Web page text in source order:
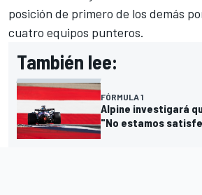
posición de primero de los demás
cuatro equipos punteros.
También lee:
FÓRMULA 1
Alpine investigará
"No estamos